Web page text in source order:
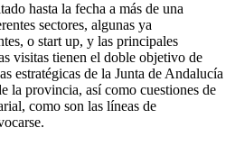
hasta la fecha a más de una
sectores, algunas ya
o start up, y las principales
visitas tienen el doble objetivo de
estratégicas de la Junta de Andalucía
la provincia, así como cuestiones de
como son las líneas de